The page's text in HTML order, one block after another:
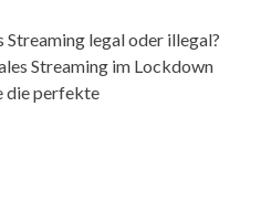
Streaming legal oder illegal?
Streaming im Lockdown
die perfekte